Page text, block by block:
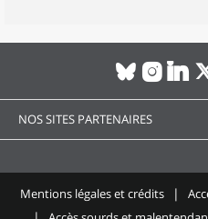
NOS SITES PARTENAIRES
Mentions légales et crédits